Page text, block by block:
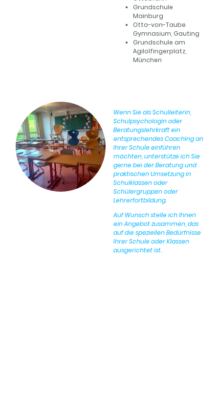
Grundschule
Mainburg
Otto-von-Taube
Gymnasium, Gauting
Grundschule am
Agilolfingerplatz,
München
Wenn Sie als Schulleiterin,
Schulpsychologin oder
Beratungslehrkraft ein
entsprechendes Coaching an
Ihrer Schule einführen
möchten, unterstütze ich Sie
gerne bei der Beratung und
praktischen Umsetzung in
Schulklassen oder
Schülergruppen oder
Lehrerfortbildung.
Auf Wunsch stelle ich Ihnen
ein Angebot zusammen, das
auf die speziellen Bedürfnisse
Ihrer Schule oder Klassen
ausgerichtet ist.